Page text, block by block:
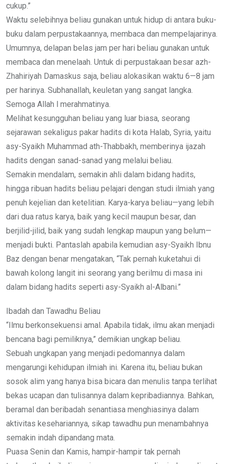
cukup.”
Waktu selebihnya beliau gunakan untuk hidup di antara buku-
buku dalam perpustakaannya, membaca dan mempelajarinya.
Umumnya, delapan belas jam per hari beliau gunakan untuk
membaca dan menelaah. Untuk di perpustakaan besar azh-
Zhahiriyah Damaskus saja, beliau alokasikan waktu 6—8 jam
per harinya. Subhanallah, keuletan yang sangat langka.
Semoga Allah l merahmatinya.
Melihat kesungguhan beliau yang luar biasa, seorang
sejarawan sekaligus pakar hadits di kota Halab, Syria, yaitu
asy-Syaikh Muhammad ath-Thabbakh, memberinya ijazah
hadits dengan sanad-sanad yang melalui beliau.
Semakin mendalam, semakin ahli dalam bidang hadits,
hingga ribuan hadits beliau pelajari dengan studi ilmiah yang
penuh kejelian dan ketelitian. Karya-karya beliau—yang lebih
dari dua ratus karya, baik yang kecil maupun besar, dan
berjilid-jilid, baik yang sudah lengkap maupun yang belum—
menjadi bukti. Pantaslah apabila kemudian asy-Syaikh Ibnu
Baz dengan benar mengatakan, “Tak pernah kuketahui di
bawah kolong langit ini seorang yang berilmu di masa ini
dalam bidang hadits seperti asy-Syaikh al-Albani.”
Ibadah dan Tawadhu Beliau
“Ilmu berkonsekuensi amal. Apabila tidak, ilmu akan menjadi
bencana bagi pemiliknya,” demikian ungkap beliau.
Sebuah ungkapan yang menjadi pedomannya dalam
mengarungi kehidupan ilmiah ini. Karena itu, beliau bukan
sosok alim yang hanya bisa bicara dan menulis tanpa terlihat
bekas ucapan dan tulisannya dalam kepribadiannya. Bahkan,
beramal dan beribadah senantiasa menghiasinya dalam
aktivitas kesehariannya, sikap tawadhu pun menambahnya
semakin indah dipandang mata.
Puasa Senin dan Kamis, hampir-hampir tak pernah